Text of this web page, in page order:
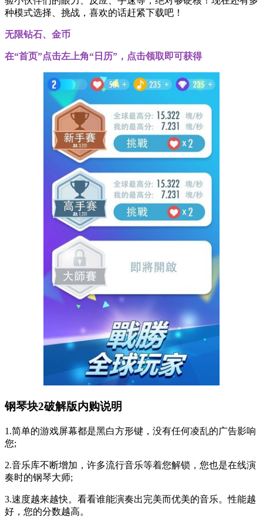
种模式选择、挑战，喜欢的话赶紧下载吧！
无限钻石、金币
在“首页”点击左上角“日历”，点击领取即可获得
钢琴块2破解版内购说明
1.简单的游戏屏幕都是黑白方形键，没有任何凌乱的广告影响
您;
2.音乐库不断增加，许多流行音乐等着您解锁，您也是在线演
奏时的钢琴大师;
3.速度越来越快。看看谁能演奏出完美而优美的音乐。性能越
好，您的分数越高。